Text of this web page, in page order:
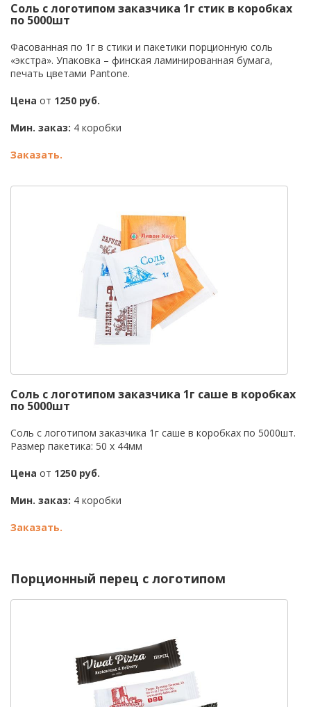
Соль с логотипом заказчика 1г стик в коробках
по 5000шт
Фасованная по 1г в стики и пакетики порционную соль
«экстра». Упаковка – финская ламинированная бумага,
печать цветами Pantone.
Цена от 1250 руб.
Мин. заказ: 4 коробки
Заказать.
Соль с логотипом заказчика 1г саше в коробках
по 5000шт
Соль с логотипом заказчика 1г саше в коробках по 5000шт.
Размер пакетика: 50 х 44мм
Цена от 1250 руб.
Мин. заказ: 4 коробки
Заказать.
Порционный перец с логотипом